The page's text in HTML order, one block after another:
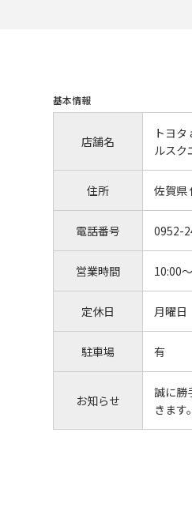
基本情報
店舗名
トヨ
ルスク
住所 佐賀県
電話番号 0952-
営業時間 10:00
定休日 月曜日
駐車場 有
お知らせ
誠に勝
きま